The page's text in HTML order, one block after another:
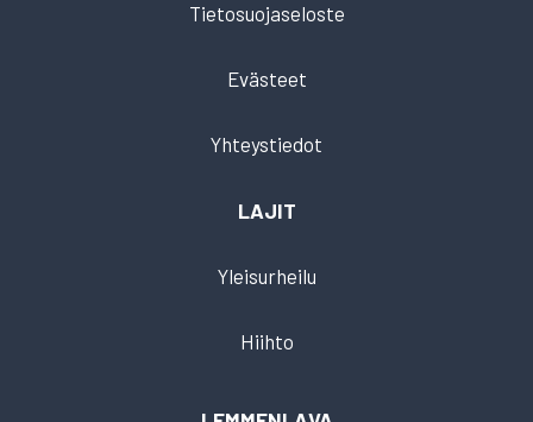
Tietosuojaseloste
Evästeet
Yhteystiedot
LAJIT
Yleisurheilu
Hiihto